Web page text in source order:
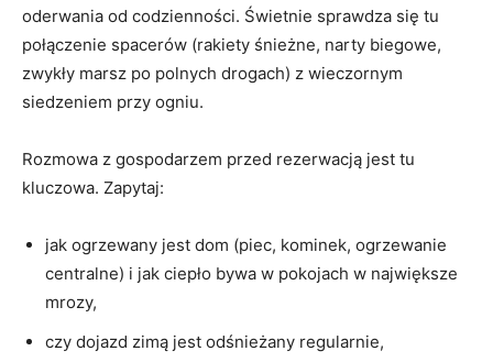
oderwania od codzienności. Świetnie sprawdza się tu
połączenie spacerów (rakiety śnieżne, narty biegowe,
zwykły marsz po polnych drogach) z wieczornym
siedzeniem przy ogniu.
Rozmowa z gospodarzem przed rezerwacją jest tu
kluczowa. Zapytaj:
jak ogrzewany jest dom (piec, kominek, ogrzewanie
centralne) i jak ciepło bywa w pokojach w największe
mrozy,
czy dojazd zimą jest odśnieżany regularnie,